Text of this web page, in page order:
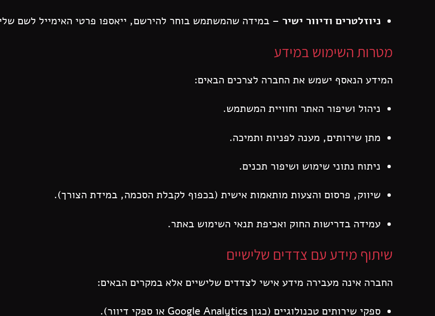
ניוזלטרים ודיוור ישיר – במידה שהמשתמש בוחר להירשם, ייאספו פרטי האימייל לשם
מטרות השימוש במידע
המידע הנאסף ישמש את החברה לצרכים הבאים:
ניהול ושיפור האתר וחוויית המשתמש.
מתן שירותים, מענה לפניות ותמיכה.
ניתוח נתוני שימוש ושיפור תכנים.
שיווק, פרסום והצעות מותאמות אישית (בכפוף לקבלת הסכמה, במידת הצורך).
עמידה בדרישות החוק ואכיפת תנאי השימוש באתר.
שיתוף מידע עם צדדים שלישיים
החברה אינה מעבירה מידע אישי לצדדים שלישיים אלא במקרים הבאים:
ספקי שירותים טכנולוגיים (כגון Google Analytics או ספקי דיוור).